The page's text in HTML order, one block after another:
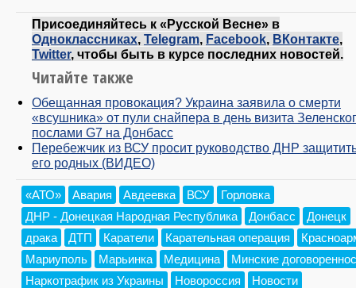
Присоединяйтесь к «Русской Весне» в
Одноклассниках Telegram Facebook ВКонтакте
Twitter, чтобы быть в курсе последних новостей.
Читайте также
Обещанная провокация? Украина заявила о смерти
«всушника» от пули снайпера в день визита
послами G7 на Донбасс
Перебежчик из ВСУ просит руководство ДНР
его родных (ВИДЕО)
«АТО» Авария Авдеевка ВСУ
Горловка
ДНР - Донецкая Народная Республика
Донбасс
Донецк
драка
ДТП Каратели Карательная операция
Мариуполь
Марьинка Медицина
Минские
Наркотрафик из Украины
Новороссия
Новости